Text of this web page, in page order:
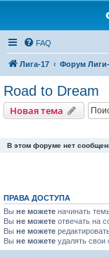
FAQ
Лига-17 Форум
Road to Dream
Новая тема
В этом форуме нет
ПРАВА ДОСТУПА
Вы не можете начинать
Вы не можете отвечать на
Вы не можете
Вы не можете удалять свои